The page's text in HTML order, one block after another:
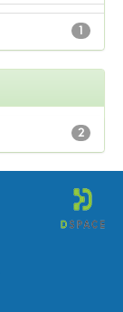
1
2